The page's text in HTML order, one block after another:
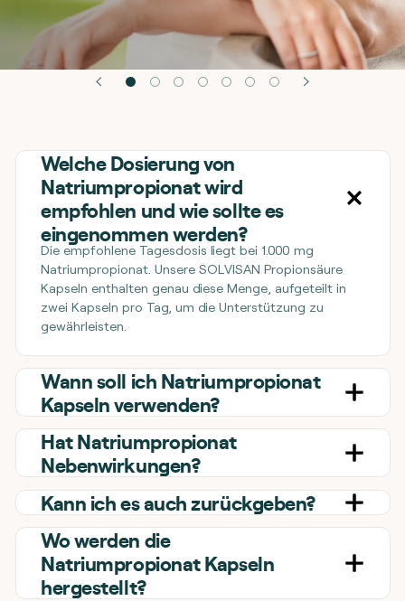
Welche Dosierung von
Natriumpropionat wird
empfohlen und wie sollte es
eingenommen werden?
Die empfohlene Tagesdosis liegt bei 1.000 mg
Natriumpropionat. Unsere SOLVISAN Propionsäure
Kapseln enthalten genau diese Menge, aufgeteilt in
zwei Kapseln pro Tag, um die Unterstützung zu
gewährleisten.
Wann soll ich Natriumpropionat
Kapseln verwenden?
Hat Natriumpropionat
Nebenwirkungen?
Kann ich es auch zurückgeben?
Wo werden die
Natriumpropionat Kapseln
hergestellt?